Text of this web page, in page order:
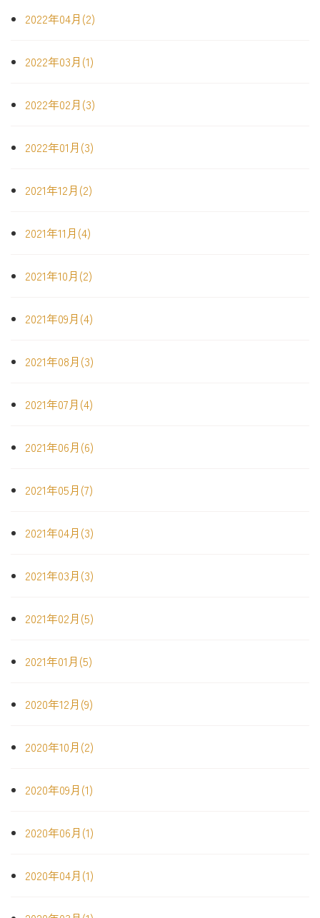
2022年04月(2)
2022年03月(1)
2022年02月(3)
2022年01月(3)
2021年12月(2)
2021年11月(4)
2021年10月(2)
2021年09月(4)
2021年08月(3)
2021年07月(4)
2021年06月(6)
2021年05月(7)
2021年04月(3)
2021年03月(3)
2021年02月(5)
2021年01月(5)
2020年12月(9)
2020年10月(2)
2020年09月(1)
2020年06月(1)
2020年04月(1)